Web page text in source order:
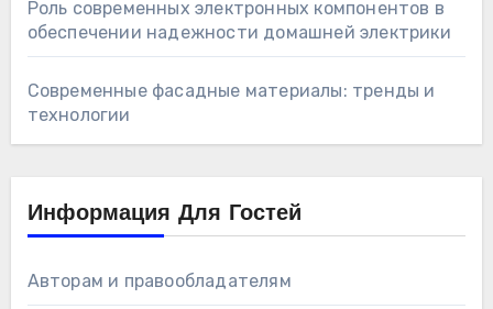
Роль современных электронных компонентов в
обеспечении надежности домашней электрики
Современные фасадные материалы: тренды и
технологии
Информация Для Гостей
Авторам и правообладателям